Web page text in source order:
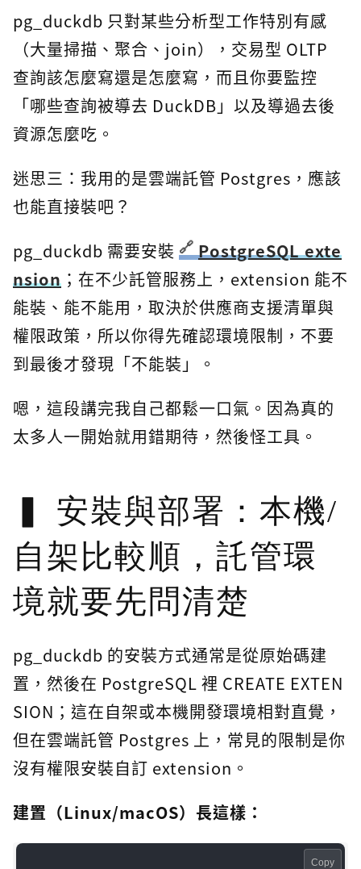
pg_duckdb 只對某些分析型工作特別有感
（大量掃描、聚合、join），交易型 OLTP
查詢該怎麼寫還是怎麼寫，而且你要監控
「哪些查詢被導去 DuckDB」以及導過去後
資源怎麼吃。
迷思三：我用的是雲端託管 Postgres，應該
也能直接裝吧？
pg_duckdb 需要安裝
PostgreSQL exte
nsion ；在不少託管服務上，extension 能不
能裝、能不能用，取決於供應商支援清單與
權限政策，所以你得先確認環境限制，不要
到最後才發現「不能裝」。
嗯，這段講完我自己都鬆一口氣。因為真的
太多人一開始就用錯期待，然後怪工具。
安裝與部署：本機/
自架比較順，託管環
境就要先問清楚
pg_duckdb 的安裝方式通常是從原始碼建
置，然後在 PostgreSQL 裡 CREATE EXTEN
SION；這在自架或本機開發環境相對直覺，
但在雲端託管 Postgres 上，常見的限制是你
沒有權限安裝自訂 extension。
建置（Linux/macOS）長這樣：
Copy